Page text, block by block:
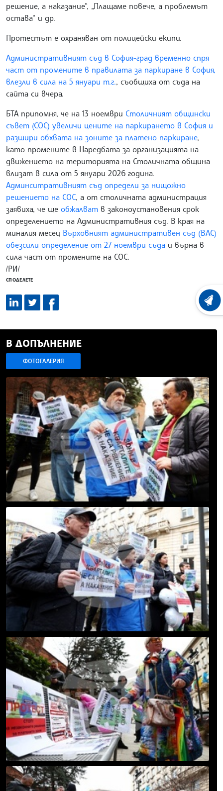
решение, а наказание“, „Плащаме повече, а проблемът
остава“ и др.
Протестът е охраняван от полицейски екипи.
Административният съд в София-град временно спря
част от промените в правилата за паркиране в София,
влезли в сила на 5 януари т.г., съобщиха от съда на
сайта си вчера.
БТА припомня, че на 13 ноември Столичният общински
съвет (СОС) увеличи цените на паркирането в София и
разшири обхвата на зоните за платено паркиране,
като промените в Наредбата за организацията на
движението на територията на Столичната община
влизат в сила от 5 януари 2026 година.
Админситративният съд определи за нищожно
решението на СОС, а от столичната администрация
заявиха, че ще обжалват в законоустановения срок
определението на Административния съд. В края на
миналия месец Върховният административен съд (ВАС)
обезсили определение от 27 ноември съда и върна в
сила част от промените на СОС.
/РИ/
СПОДЕЛЕТЕ
В ДОПЪЛНЕНИЕ
ФОТОГАЛЕРИЯ